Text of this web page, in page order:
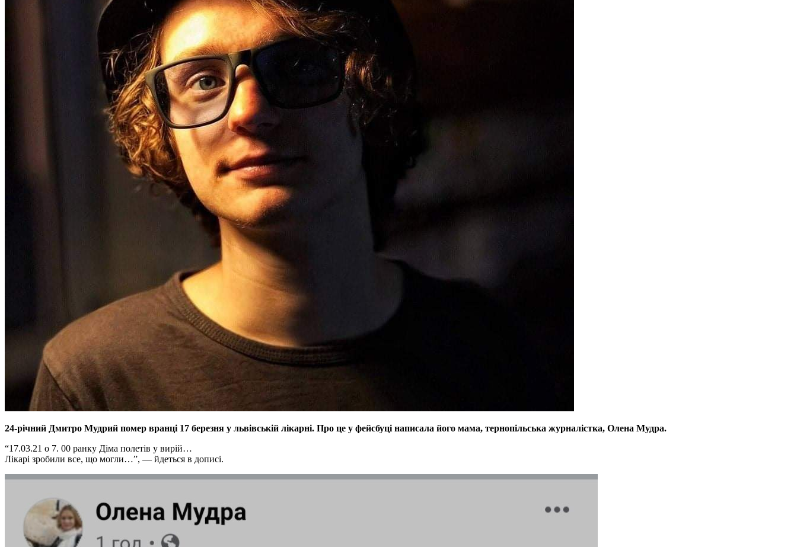
24-річний Дмитро Мудрий помер вранці 17 березня у львівській лікарні. Про це у фейсбуці написала його мама, тернопільська журналістка, Олена Мудра.
“17.03.21 о 7. 00 ранку Діма полетів у вирій…
Лікарі зробили все, що могли…”, — йдеться в дописі.